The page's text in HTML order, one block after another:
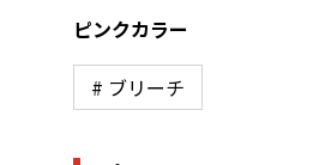
ピンクカラー
# ブリーチ